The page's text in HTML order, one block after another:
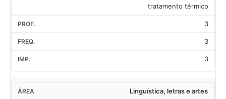
tratamento térmico
3
3
3
Linguística, letras e artes